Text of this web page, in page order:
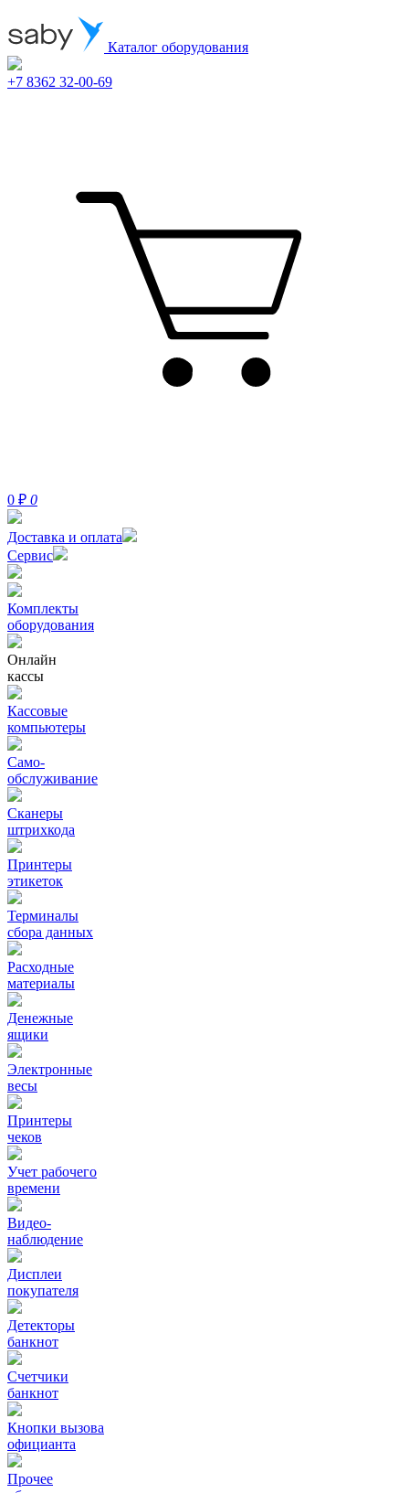
Каталог оборудования
+7 8362 32-00-69
0 ₽ 0
Доставка и оплата
Сервис
Комплекты
оборудования
Онлайн
кассы
Кассовые
компьютеры
Само-
обслуживание
Сканеры
штрихкода
Принтеры
этикеток
Терминалы
сбора данных
Расходные
материалы
Денежные
ящики
Электронные
весы
Принтеры
чеков
Учет рабочего
времени
Видео‑
наблюдение
Дисплеи
покупателя
Детекторы
банкнот
Счетчики
банкнот
Кнопки вызова
официанта
Прочее